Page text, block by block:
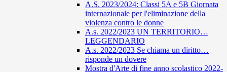
A.S. 2023/2024: Classi 5A e 5B Giornata
internazionale per l'eliminazione della
violenza contro le donne
A.s. 2022/2023 UN TERRITORIO…
LEGGENDARIO
A.s. 2022/2023 Se chiama un diritto…
risponde un dovere
Mostra d'Arte di fine anno scolastico 2022-